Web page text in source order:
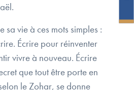
sa vie à ces mots simples :
Écrire pour réinventer
vivre à nouveau. Écrire
que tout être porte en
le Zohar, se donne